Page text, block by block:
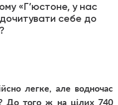
«Г’юстоне, у нас
себе до
легке, але водночас
До того ж на цілих 740